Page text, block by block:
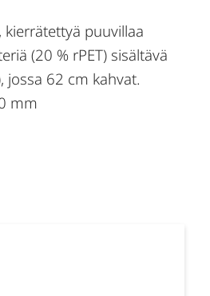
kierrätettyä puuvillaa
(20 % rPET) sisältävä
jossa 62 cm kahvat.
mm